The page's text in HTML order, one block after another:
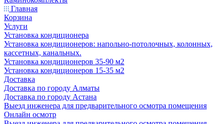
Главная
Корзина
Услуги
Установка кондиционера
Установка кондиционеров: напольно-потолочных, колонных,
кассетных, канальных.
Установка кондиционеров 35-90 м2
Установка кондиционеров 15-35 м2
Доставка
Доставка по городу Алматы
Доставка по городу Астана
Выезд инженера для предварительного осмотра помещения
Онлайн осмотр